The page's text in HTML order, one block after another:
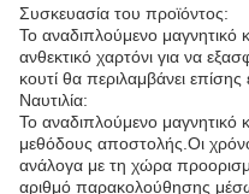
Συσκευασία του προϊόντος:
Το αναδιπλούμενο μαγνητικό
ανθεκτικό χαρτόνι για να
κουτί θα περιλαμβάνει επίσης
Ναυτιλία:
Το αναδιπλούμενο μαγνητικό
μεθόδους αποστολής.Οι
ανάλογα με τη χώρα
αριθμό παρακολούθησης